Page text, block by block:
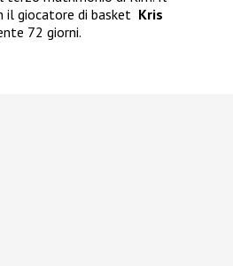
il giocatore di basket Kris
72 giorni.